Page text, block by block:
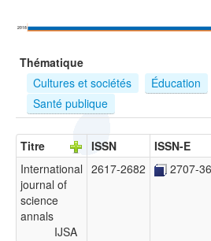
Recherche
EN
ES
?
2018
Thématique
Cultures et sociétés
Éducation
Santé publique
Titre ISSN ISSN-E
International
journal of
science
annals
IJSA
2617-2682 2707-